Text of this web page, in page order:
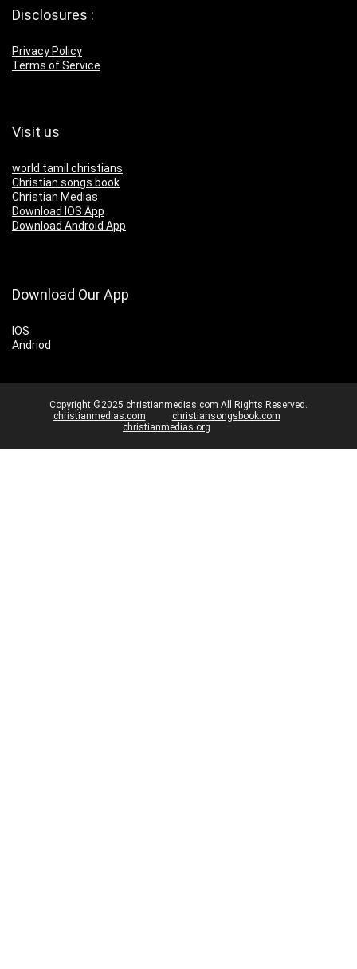
Disclosures :
Privacy Policy
Terms of Service
Visit us
world tamil christians
Christian songs book
Christian Medias
Download IOS App
Download Android App
Download Our App
IOS
Andriod
Copyright ©2025 christianmedias.com All Rights Reserved.
christianmedias.com
christiansongsbook.com
christianmedias.org